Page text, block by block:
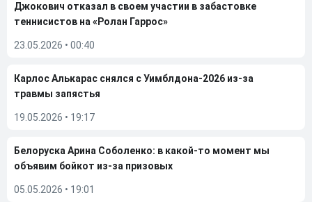
Джокович отказал в своем участии в забастовке
теннисистов на «Ролан Гаррос»
23.05.2026 • 00:40
Карлос Алькарас снялся с Уимблдона-2026 из-за
травмы запястья
19.05.2026 • 19:17
Белоруска Арина Соболенко: в какой-то момент мы
объявим бойкот из-за призовых
05.05.2026 • 19:01